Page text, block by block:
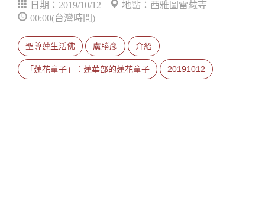
日期：2019/10/12
地點：西雅圖雷藏寺
00:00(台灣時間)
聖尊蓮生活佛 盧勝彥 介紹
「蓮花童子」：蓮華部的蓮花童子 20191012